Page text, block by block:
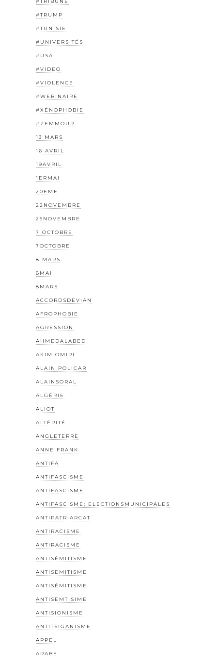
#TRIBUNE
#TRUMP
#TUNISIE
#UNIVERSITÉS
#USA
#VIDEO
#VIOLENCE
#WEBINAIRE
#XÉNOPHOBIE
#ZEMMOUR
13 MARS
16 AVRIL
19AVRIL
1ERMAI
20EME
22NOVEMBRE
25NOVEMBRE
7 OCTOBRE
7OCTOBRE
8 MARS
8MAI
8MARS
ACCORDSDEVIAN
AFROPHOBIE
AGRESSION
AHMEDALABED
AKIM OMIRI
ALAIN POLICAR
ALAINSORAL
ALGÉRIE
ALIOT
ALTÉRITÉ
ANGLETERRE
ANNE FRANK
ANTIFA
ANTIFASCISME
ANTIFASCISME
ANTIFASCISME; ELECTIONSMUNICIPALES
ANTIPATRIARCAT
ANTIRACISME
ANTIRACISME
ANTISÉMITISME
ANTISEMITISME
ANTISÉMITISME
ANTISEMTISIME
ANTISIONISME
ANTITSIGANISME
APPEL
ARABE